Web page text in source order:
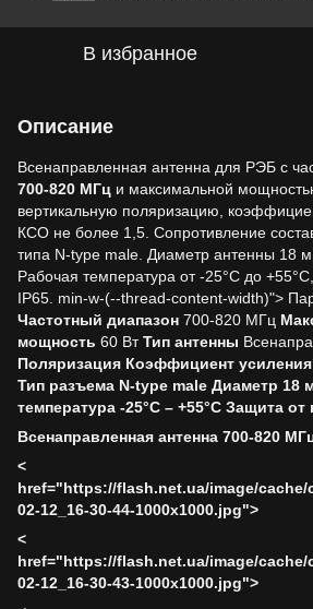
В избранное
Описание
Всенаправленная антенна для РЭБ с
700-820 МГц и максимальной
вертикальную поляризацию,
КСО не более 1,5. Сопротивление
типа N-type male. Диаметр антенны 18
Рабочая температура от -25°C до
IP65. min-w-(--thread-content-width)">
Частотный диапазон 700-820 МГц
мощность 60 ВтТип антенны
Поляризация Коэффициент усиления
Тип разъема N-type male Диаметр 18
температура -25°C – +55°C Защита от
Всенаправленная антенна 700-820
<
href="https://flash.net.ua/image/cache/
02-12_16-30-44-1000x1000.jpg">
<
href="https://flash.net.ua/image/cache/
02-12_16-30-43-1000x1000.jpg">